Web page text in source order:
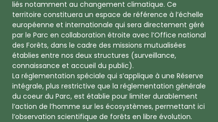
liés notamment au changement climatique. Ce
territoire constituera un espace de référence à l’échelle
européenne et internationale qui sera directement géré
par le Parc en collaboration étroite avec l’Office national
des Forêts, dans le cadre des missions mutualisées
établies entre nos deux structures (surveillance,
connaissance et accueil du public).
La réglementation spéciale qui s’applique à une Réserve
intégrale, plus restrictive que la réglementation générale
du coeur du Parc, est établie pour limiter durablement
l’action de l’homme sur les écosystèmes, permettant ici
l’observation scientifique de forêts en libre évolution.